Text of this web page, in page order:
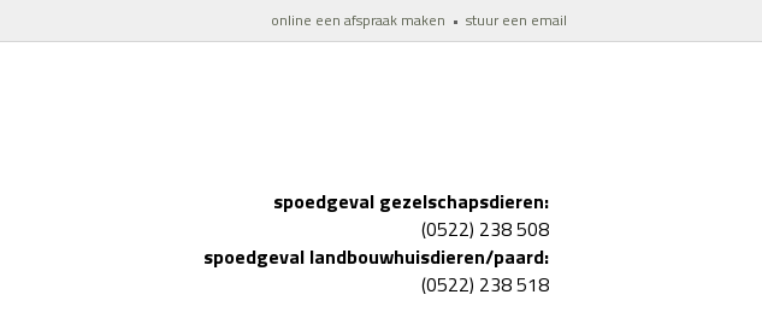
online een afspraak maken • stuur een email
spoedgeval gezelschapsdieren:
(0522) 238 508
spoedgeval landbouwhuisdieren/paard:
(0522) 238 518